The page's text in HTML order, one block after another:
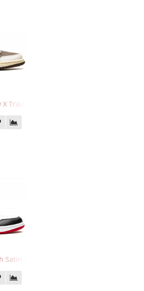
Travis Scott Reverse Mocha
Black Toe